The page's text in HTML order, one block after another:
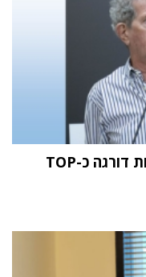
מחקר STKI השנתי: וואן טכנולוגיות דורגה כ-TOP